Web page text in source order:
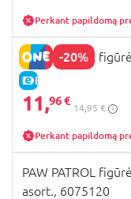
Perkant papildomą
-20%
E-KAINA
PAW PATROL
11,96 €
14,95 €
Perkant papildomą
PAW PATROL
asort., 6075120